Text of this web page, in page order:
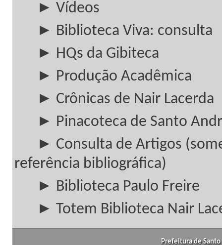
► Vídeos
► Biblioteca Viva: consulta
► HQs da Gibiteca
► Produção Acadêmica
► Crônicas de Nair Lacerda
► Pinacoteca de Santo
► Consulta de Artigos
referência bibliográfica)
► Biblioteca Paulo Freire
► Totem Biblioteca Nair
Prefeitura de